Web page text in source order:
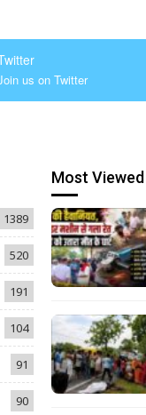
us on Twitter
1389
520
191
104
91
90
Most Viewed